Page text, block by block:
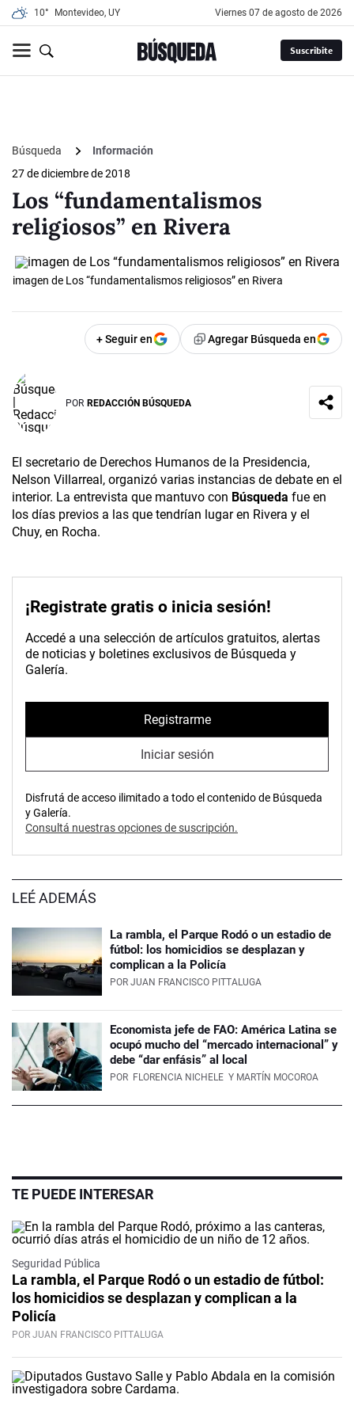
10° Montevideo, UY viernes 07 de agosto de 2026
Suscribite
Búsqueda
Información
27 de diciembre de 2018
Los “fundamentalismos
religiosos” en Rivera
imagen de Los “fundamentalismos religiosos” en Rivera
+ Seguir en Agregar Búsqueda en
POR REDACCIÓN BÚSQUEDA
El secretario de Derechos Humanos de la Presidencia,
Nelson Villarreal, organizó varias instancias de debate en el
interior. La entrevista que mantuvo con Búsqueda fue en
los días previos a las que tendrían lugar en Rivera y el
Chuy, en Rocha.
¡Registrate gratis o inicia sesión!
Accedé a una selección de artículos gratuitos, alertas
de noticias y boletines exclusivos de Búsqueda y
Galería.
Registrarme
Iniciar sesión
Disfrutá de acceso ilimitado a todo el contenido de Búsqueda
y Galería.
Consultá nuestras opciones de suscripción.
LEÉ ADEMÁS
La rambla, el Parque Rodó o un estadio de
fútbol: los homicidios se desplazan y
complican a la Policía
POR JUAN FRANCISCO PITTALUGA
Economista jefe de FAO: América Latina se
ocupó mucho del “mercado internacional” y
debe “dar enfásis” al local
POR FLORENCIA NICHELE Y MARTÍN MOCOROA
TE PUEDE INTERESAR
Seguridad Pública
La rambla, el Parque Rodó o un estadio de fútbol:
los homicidios se desplazan y complican a la
Policía
POR JUAN FRANCISCO PITTALUGA